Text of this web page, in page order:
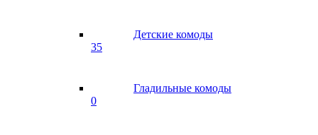
Детские комоды
35
Гладильные комоды
0